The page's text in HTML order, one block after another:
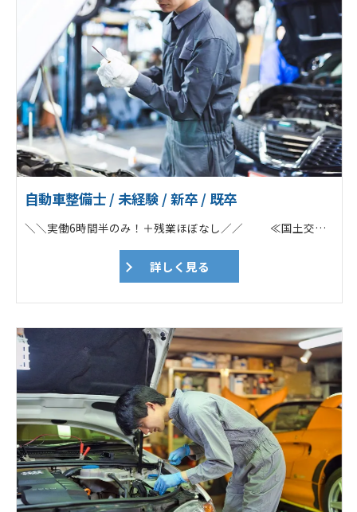
自動車整備士 / 未経験 / 新卒 / 既卒
＼＼実働6時間半のみ！＋残業ほぼなし／／ ≪国土交通省指定の整備工場！≫ POINT ✅「通勤車両の車検代」を負担！ ✅ノルマ一切なし／勉強会あり ✅残業なし／17時に定時退社可能！ ✅年2回の賞与＆各種手当あり ✅「勤続30年以上」のスタッフ多数！ ===================== ★Web面接OK！ ★応募前の工場見学も歓迎！ ===================== 電話でのお問い合わせもOK！ ➔➔➔0261-22-4570 担当：佐藤あて ===================== ♦トラックやバスなどの大型車両が7割 （※基本的にツーマンセルでの作業） ┗ユニック車・平ボディー・トレーラー ┗ダンプ・ミキサー車 ┗大型バス／マイクロバス ┗タイヤドーザーや移動式クレーンも！ ♦一般車両も対応（3割） ┗乗用車や軽自動車・バイクなど ♦担当車種の希望も応相談！ 「初めから大型をやりたい！」という方も 先輩がしっかりサポートします！ 【具体的な仕事内容】 大型商用車（トラック・バス等）、フォークリフトや建設機械などの車検、整備、定期点検などがメイン業務です。乗用車、軽自動車、バイクなども入庫します。 ♦自動車整備業務 ┗自動車整備全般 ┗車検、点検、一般整備 ♦建設機械整備業務 ┗建設機械の整備、点検、特定自主検査（年次検査） ┗建設機械の出張修理（大町市を中心に大北地域） ♦作業伝票、帳票類（各種記録簿）作成 ♦車両引取・納車 ♦電話対応など 地域の安全と環境を支える整備のプロフェッショナルとして、適格な整備技術を習得しながら、安心を提供する自動車整備士として、車検、点検、整備をお任せ致します。 ■各ディーラー、特装メーカー指定サービス工場で的確に対応 各大型商用車ディーラーを始め、各種特装車メーカーの指定サービス工場として、整備マニュアルや、純正部品の提供を行っています。様々な車種の車検・整備を手掛けたり、豊富な研修制度の他、資格取得支援も充実しているので、整備業務だけでなく次世代自動車技術のプロフェッショナルを目指し、キャリアアップをして頂けます。 ■技とICT活用の自動車整備 ツカサ工業では、ICT活用の自動車整備を推進しており、コンピュータでできることはコンピュータに任せ、人が手を使い行わなければならない事に時間を費やしています。整備の在り方を変えて、スマートな整備士ライフを目指しています。 【入社直後】 工場内で先輩の指示の下、整備経験を積んで頂きます。 状況を見て、1人での作業をお任せします。 自動車整備士・建設機械整備技能士の有資格者が在籍しています。 ★iPhone・工具（新調もOK）・作業着一式・安全靴貸与 スマホを支給しますので、わからないことは 電話やチャットですぐに聞くことが可能です！ 近くに先輩がいればその場で、 すぐに回答してくれます。 ★業務に必要な資格取得費用は会社負担！
詳しく見る